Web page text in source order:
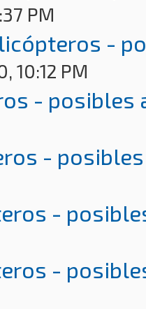
PM
-
10:12 PM
- posibles
-
-
-